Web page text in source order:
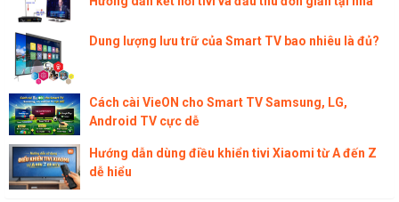
Dung lượng lưu trữ của Smart TV bao nhiêu là đủ?
Cách cài VieON cho Smart TV Samsung, LG,
Android TV cực dễ
Hướng dẫn dùng điều khiển tivi Xiaomi từ A đến Z
dễ hiểu